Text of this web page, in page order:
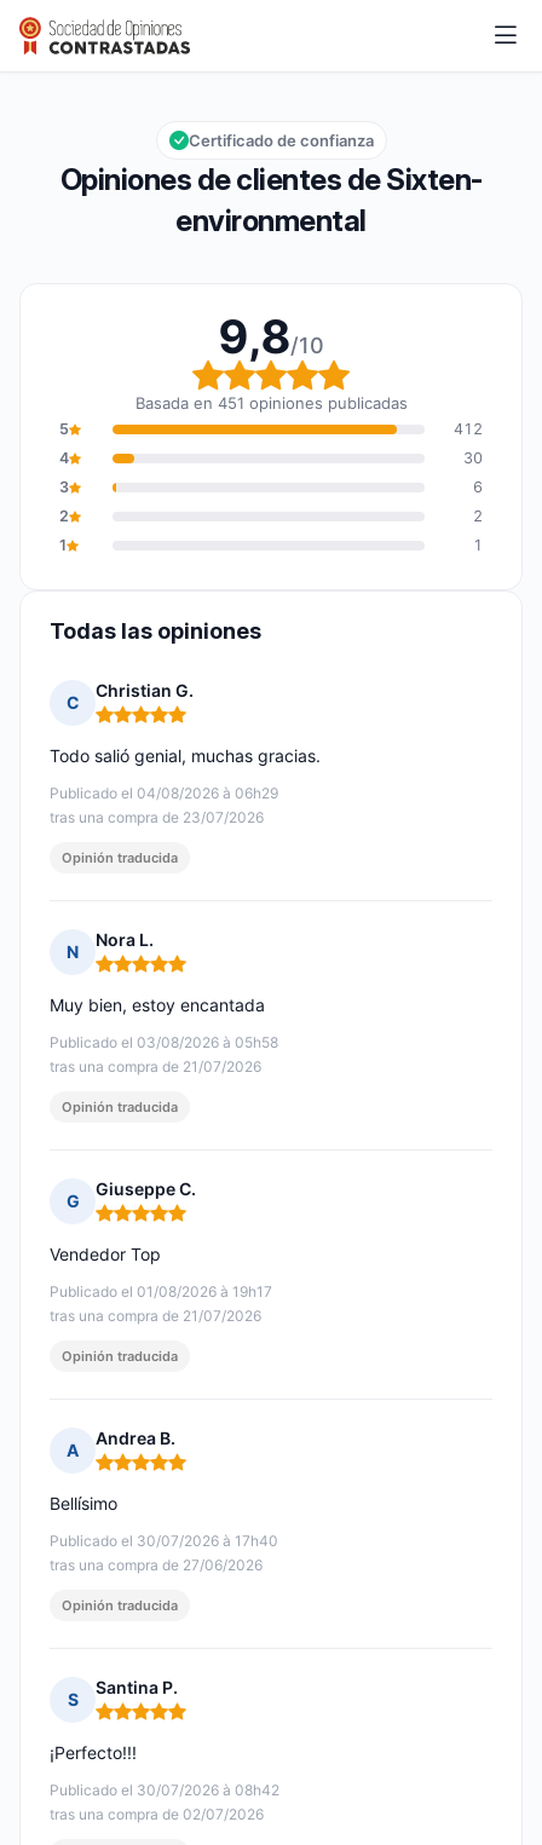
Sixten-environmental
Calificación global: 9,8 de 10
9,8/10
Opiniones de clientes de Sixten-
environmental
Certificado de confianza
9,8/10
Calificación global: 9,8
Basada en 451 opiniones publicadas
5
412
4
30
3
6
2
2
1
1
Todas las opiniones
C
Christian G.
Nota: 5 de 5
Publicado el 04/08/2026 à 06h29
tras una compra de 23/07/2026
Todo salió genial, muchas gracias.
Opinión traducida
N
Nora L.
Nota: 5 de 5
Publicado el 03/08/2026 à 05h58
tras una compra de 21/07/2026
Muy bien, estoy encantada
Opinión traducida
G
Giuseppe C.
Nota: 5 de 5
Publicado el 01/08/2026 à 19h17
tras una compra de 21/07/2026
Vendedor Top
Opinión traducida
A
Andrea B.
Nota: 5 de 5
Publicado el 30/07/2026 à 17h40
tras una compra de 27/06/2026
Bellísimo
Opinión traducida
S
Santina P.
Nota: 5 de 5
Publicado el 30/07/2026 à 08h42
tras una compra de 02/07/2026
¡Perfecto!!!